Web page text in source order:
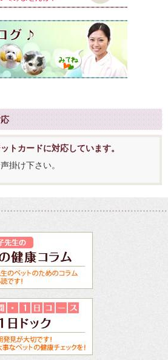
トカードに対応しています。
掛け下さい。